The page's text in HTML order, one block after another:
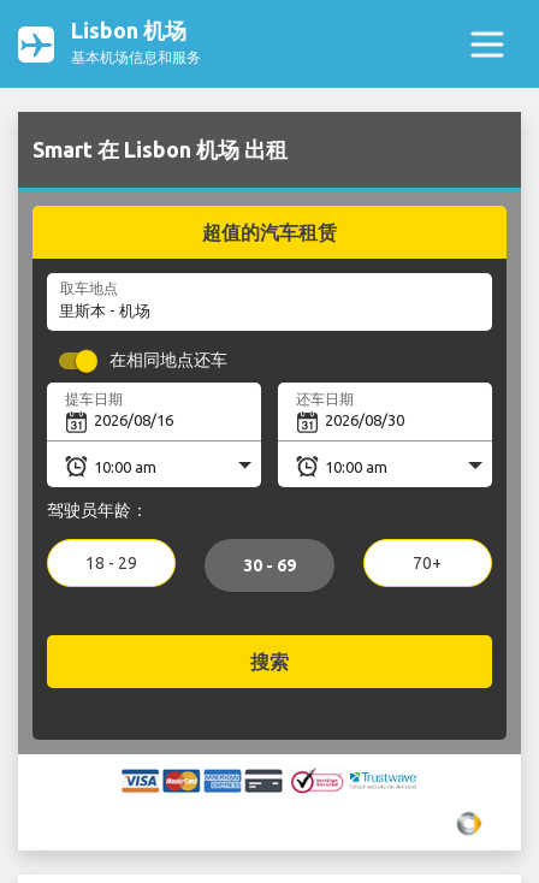
Lisbon 机场
基本机场信息和服务
Smart 在 Lisbon 机场 出租
超值的汽车租赁
取车地点
在相同地点还车
提车日期 还车日期
驾驶员年龄：
18 - 29 30 - 69 70+
搜索